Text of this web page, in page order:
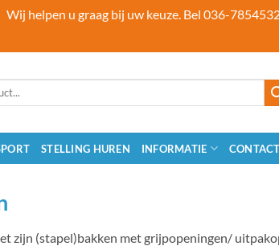
Wij helpen u graag bij uw keuze. Bel 036-
STELLING HUREN INFORMATIE CONTACT
zijn (stapel)bakken met grijpopeningen/